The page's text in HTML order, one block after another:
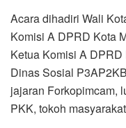
Acara dihadiri Wali
Komisi A DPRD Kota
Ketua Komisi A
Dinas Sosial
jajaran Forkopimcam,
PKK, tokoh